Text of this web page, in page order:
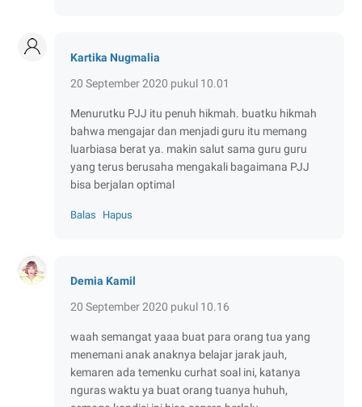
Kartika Nugmalia
20 September 2020 pukul 10.01
Menurutku PJJ itu penuh hikmah. buatku hikmah
bahwa mengajar dan menjadi guru itu memang
luarbiasa berat ya. makin salut sama guru guru
yang terus berusaha mengakali bagaimana PJJ
bisa berjalan optimal
Balas Hapus
Demia Kamil
20 September 2020 pukul 10.16
waah semangat yaaa buat para orang tua yang
menemani anak anaknya belajar jarak jauh,
kemaren ada temenku curhat soal ini, katanya
nguras waktu ya buat orang tuanya huhuh,